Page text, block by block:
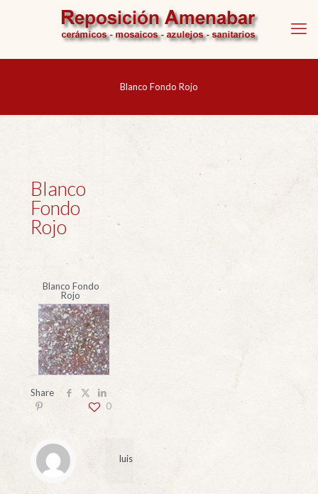
Blanco Fondo Rojo
Blanco
Fondo
Rojo
Blanco Fondo
Rojo
Share
0
luis